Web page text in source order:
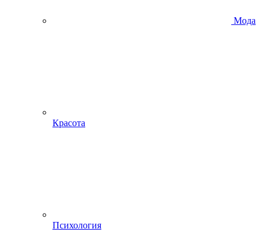
Мода
Красота
Психология